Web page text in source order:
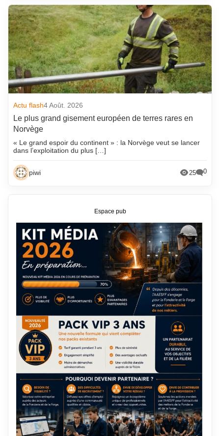
Actu flash4 Août. 2026
Le plus grand gisement européen de terres rares en
Norvège
« Le grand espoir du continent » : la Norvège veut se lancer
dans l’exploitation du plus […]
piwi 25 0
Espace pub